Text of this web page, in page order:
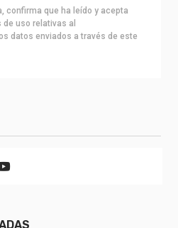
confirma que ha leído y acepta
uso relativas al
datos enviados a través de este